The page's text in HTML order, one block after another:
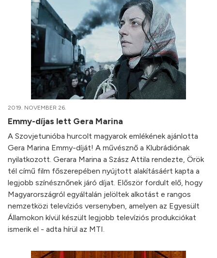
2019. NOVEMBER 26.
Emmy-díjas lett Gera Marina
A Szovjetunióba hurcolt magyarok emlékének ajánlotta
Gera Marina Emmy-díját! A művésznő a Klubrádiónak
nyilatkozott. Gerara Marina a Szász Attila rendezte, Örök
tél című film főszerepében nyújtott alakításáért kapta a
legjobb színésznőnek járó díjat. Először fordult elő, hogy
Magyarországról egyáltalán jelöltek alkotást e rangos
nemzetközi televíziós versenyben, amelyen az Egyesült
Államokon kívül készült legjobb televíziós produkciókat
ismerik el - adta hírül az MTI.